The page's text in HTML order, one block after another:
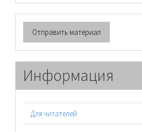
Отправить
материал
Отправить материал
Информация
Для читателей